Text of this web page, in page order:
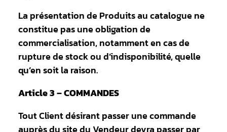
La présentation de Produits au catalogue ne
constitue pas une obligation de
commercialisation, notamment en cas de
rupture de stock ou d’indisponibilité, quelle
qu’en soit la raison.
Article 3 – COMMANDES
Tout Client désirant passer une commande
auprès du site du Vendeur devra passer par